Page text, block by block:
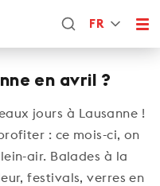
FR
en avril ?
jours à Lausanne !
: ce mois-ci, on
air. Balades à la
festivals, verres en